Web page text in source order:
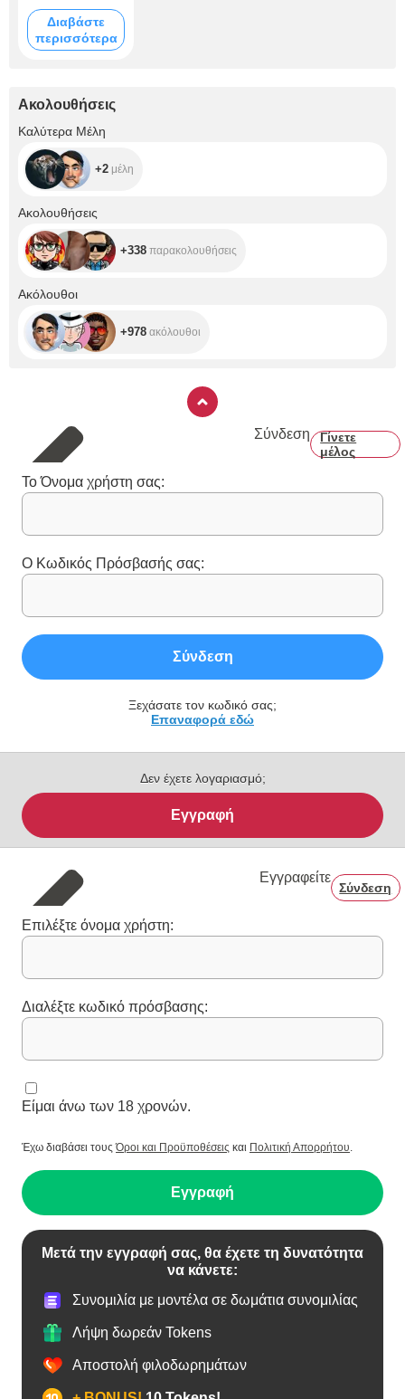
Διαβάστε
περισσότερα
Ακολουθήσεις
Καλύτερα Μέλη
+2
+2 μέλη
Ακολουθήσεις
+338 παρακολουθήσεις
Ακόλουθοι
+978 ακόλουθοι
Σύνδεση
Γίνετε
μέλος
Το Όνομα χρήστη σας:
Ο Κωδικός Πρόσβασής σας:
Σύνδεση
Ξεχάσατε τον κωδικό σας;
Επαναφορά εδώ
Δεν έχετε λογαριασμό;
Εγγραφή
Εγγραφείτε
Σύνδεση
Επιλέξτε όνομα χρήστη:
Διαλέξτε κωδικό πρόσβασης:
Είμαι άνω των 18 χρονών.
Έχω διαβάσει τουςΌροι και Προϋποθέσεις και Πολιτική Απορρήτου
Εγγραφή
Μετά την εγγραφή σας, θα έχετε τη δυνατότητα
να κάνετε:
Συνομιλία με μοντέλα σε δωμάτια συνομιλίας
Λήψη δωρεάν Tokens
Αποστολή φιλοδωρημάτων